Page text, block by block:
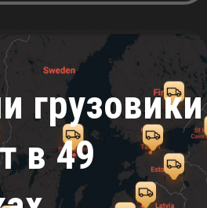
грузовики
в 49